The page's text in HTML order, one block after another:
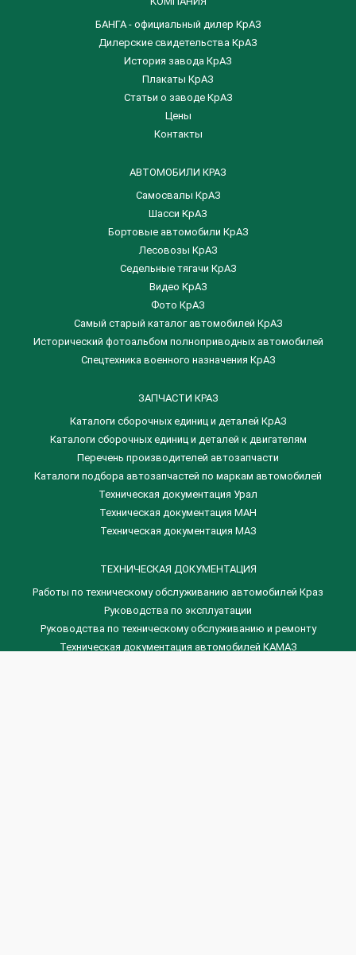
БАНГА - официальный дилер КрАЗ
Дилерские свидетельства КрАЗ
История завода КрАЗ
Плакаты КрАЗ
Статьи о заводе КрАЗ
Цены
Контакты
АВТОМОБИЛИ КРАЗ
Самосвалы КрАЗ
Шасси КрАЗ
Бортовые автомобили КрАЗ
Лесовозы КрАЗ
Седельные тягачи КрАЗ
Видео КрАЗ
Фото КрАЗ
Самый старый каталог автомобилей КрАЗ
Исторический фотоальбом полноприводных автомобилей
Спецтехника военного назначения КрАЗ
ЗАПЧАСТИ КРАЗ
Каталоги сборочных единиц и деталей КрАЗ
​Каталоги сборочных единиц и деталей к двигателям
Перечень производителей автозапчасти
Каталоги подбора автозапчастей по маркам автомобилей
Техническая документация Урал
Техническая документация МАН
Техническая документация МАЗ
ТЕХНИЧЕСКАЯ ДОКУМЕНТАЦИЯ
Работы по техническому обслуживанию автомобилей Краз
Руководства по эксплуатации
Руководства по техническому обслуживанию и ремонту
Техническая документация автомобилей КАМАЗ